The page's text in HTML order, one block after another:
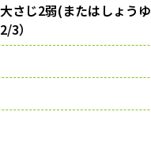
大さじ2弱(またはしょう
2/3）